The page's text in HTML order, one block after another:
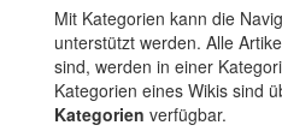
Mit Kategorien kann die
unterstützt werden. Alle
sind, werden in einer
Kategorien eines Wikis sind
Kategorien verfügbar.